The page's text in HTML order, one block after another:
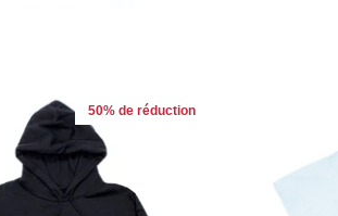
50% de réduction